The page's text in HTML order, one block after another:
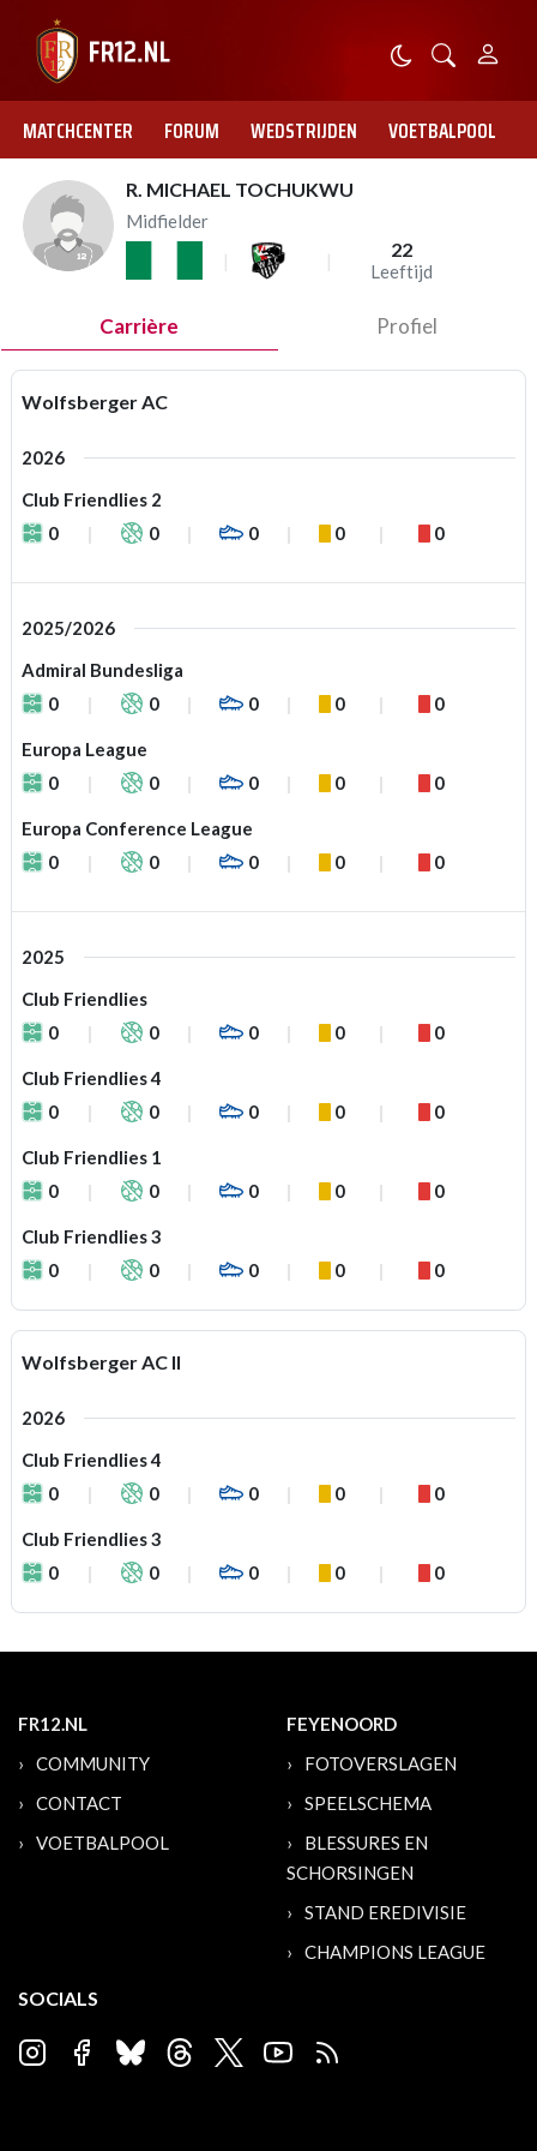
MATCHCENTER FORUM WEDSTRIJDEN VOETBALPOOL
R. MICHAEL TOCHUKWU
Midfielder
22
Leeftijd
Carrière Profiel
Wolfsberger AC
2026
Club Friendlies 2
0
0 0 0 0
2025/2026
Admiral Bundesliga
0
0 0 0 0
Europa League
0
0 0 0 0
Europa Conference League
0
0 0 0 0
2025
Club Friendlies
0
0 0 0 0
Club Friendlies 4
0
0 0 0 0
Club Friendlies 1
0
0 0 0 0
Club Friendlies 3
0
0 0 0 0
Wolfsberger AC II
2026
Club Friendlies 4
0
0 0 0 0
Club Friendlies 3
0
0 0 0 0
FR12.NL
COMMUNITY
CONTACT
VOETBALPOOL
FEYENOORD
FOTOVERSLAGEN
SPEELSCHEMA
BLESSURES EN
SCHORSINGEN
STAND EREDIVISIE
CHAMPIONS LEAGUE
SOCIALS